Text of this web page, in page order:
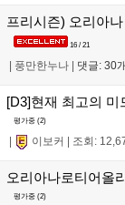
프리시즌) 오리아
16 / 21
| 풍만한누나 | 댓글: 30
[D3]현재 최고의
평가중 (2)
| 이보커 | 조회:
오리아나로티어올
평가중 (2)